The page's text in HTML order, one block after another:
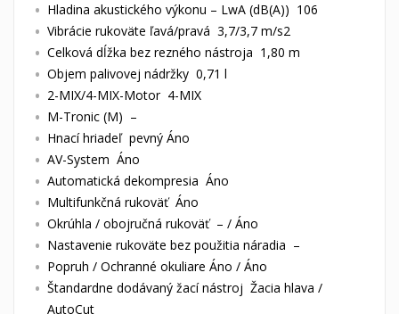
Hladina akustického výkonu – LwA (dB(A)) 106
Vibrácie rukoväte ľavá/pravá 3,7/3,7 m/s2
Celková dĺžka bez rezného nástroja 1,80 m
Objem palivovej nádržky 0,71 l
2-MIX/4-MIX-Motor 4-MIX
M-Tronic (M) –
Hnací hriadeľ pevný Áno
AV-System Áno
Automatická dekompresia Áno
Multifunkčná rukoväť Áno
Okrúhla / obojručná rukoväť – / Áno
Nastavenie rukoväte bez použitia náradia –
Popruh / Ochranné okuliare Áno / Áno
Štandardne dodávaný žací nástroj Žacia hlava /
AutoCut